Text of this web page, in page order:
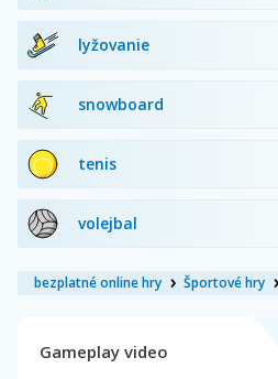
lyžovanie
snowboard
tenis
volejbal
bezplatné online hry Športové hry
Gameplay video